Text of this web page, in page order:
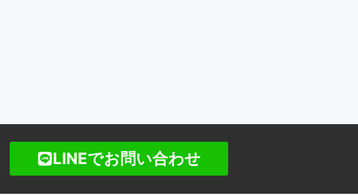
LINEでお問い合わせ